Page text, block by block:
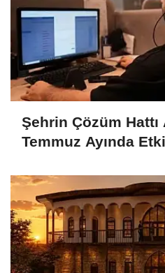
Şehrin Çözüm Hattı
Temmuz Ayında